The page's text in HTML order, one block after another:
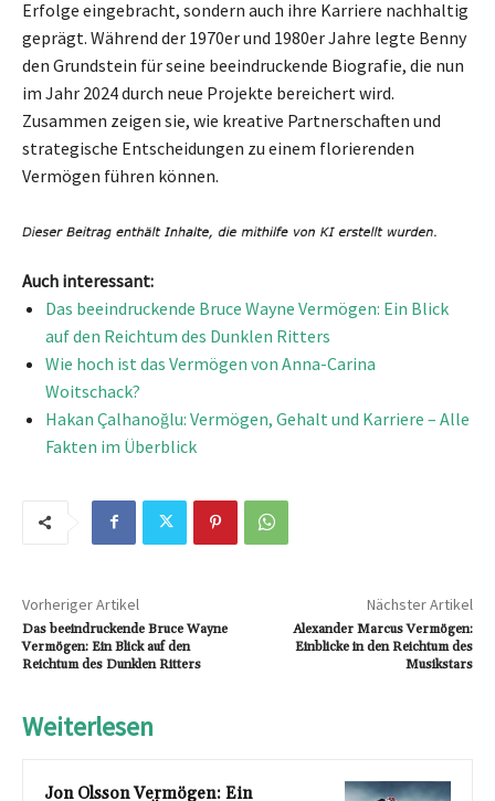
Erfolge eingebracht, sondern auch ihre Karriere nachhaltig
geprägt. Während der 1970er und 1980er Jahre legte Benny
den Grundstein für seine beeindruckende Biografie, die nun
im Jahr 2024 durch neue Projekte bereichert wird.
Zusammen zeigen sie, wie kreative Partnerschaften und
strategische Entscheidungen zu einem florierenden
Vermögen führen können.
Auch interessant:
Das beeindruckende Bruce Wayne Vermögen: Ein Blick
auf den Reichtum des Dunklen Ritters
Wie hoch ist das Vermögen von Anna-Carina
Woitschack?
Hakan Çalhanoğlu: Vermögen, Gehalt und Karriere – Alle
Fakten im Überblick
Vorheriger Artikel
Das beeindruckende Bruce Wayne
Vermögen: Ein Blick auf den
Reichtum des Dunklen Ritters
Nächster Artikel
Alexander Marcus Vermögen:
Einblicke in den Reichtum des
Musikstars
Weiterlesen
Jon Olsson Vermögen: Ein